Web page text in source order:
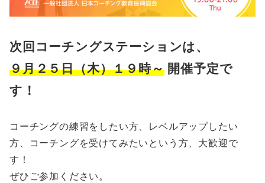
次回コーチングステーションは、
９月２５日（木）１９時～開催予定で
す！
コーチングの練習をしたい方、レベルアップしたい
方、コーチングを受けてみたいという方、大歓迎で
す！
ぜひご参加ください。